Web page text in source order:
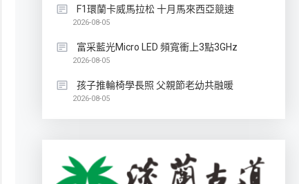
F1環蘭卡威馬拉松 十月馬來西亞競速
2026-08-05
富采藍光Micro LED 頻寬衝上3點3GHz
2026-08-05
孩子推輪椅學長照 父親節老幼共融暖
2026-08-05